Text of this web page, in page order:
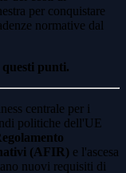
per conquistare
normative dal
punti.
centrale per i
politiche dell'UE
(AFIR) e l'ascesa
nuovi requisiti di